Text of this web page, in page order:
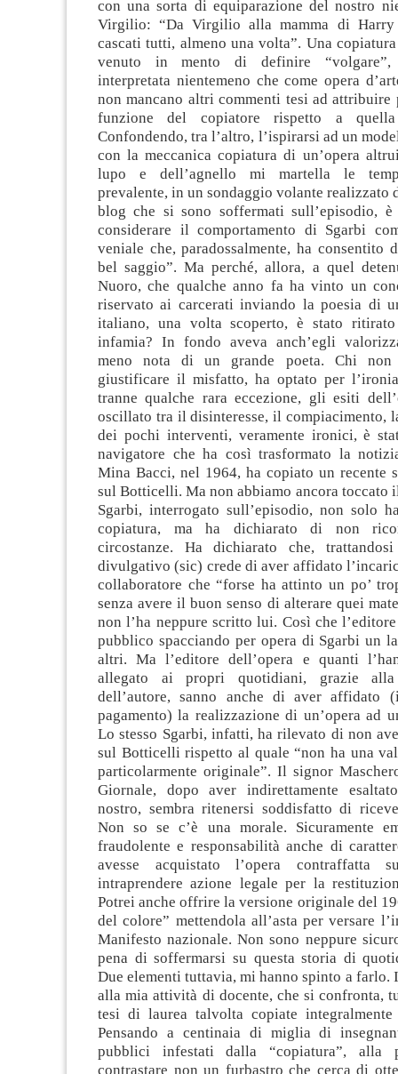
con una sorta di equiparazione del nostro
Virgilio: “Da Virgilio alla mamma di
cascati tutti, almeno una volta”. Una
venuto in mento di definire
interpretata nientemeno che come opera
non mancano altri commenti tesi ad attribuire
funzione del copiatore rispetto a
Confondendo, tra l’altro, l’ispirarsi ad un
con la meccanica copiatura di un’opera
lupo e dell’agnello mi martella le
prevalente, in un sondaggio volante realizzato
blog che si sono soffermati sull’episodio,
considerare il comportamento di Sgarbi
veniale che, paradossalmente, ha consentito
bel saggio”. Ma perché, allora, a quel
Nuoro, che qualche anno fa ha vinto un
riservato ai carcerati inviando la poesia di
italiano, una volta scoperto, è stato
infamia? In fondo aveva anch’egli
meno nota di un grande poeta. Chi
giustificare il misfatto, ha optato per
tranne qualche rara eccezione, gli esiti
oscillato tra il disinteresse, il compiacimento,
dei pochi interventi, veramente ironici, è
navigatore che ha così trasformato la
Mina Bacci, nel 1964, ha copiato un recente
sul Botticelli. Ma non abbiamo ancora toccato
Sgarbi, interrogato sull’episodio, non solo
copiatura, ma ha dichiarato di non
circostanze. Ha dichiarato che,
divulgativo (sic) crede di aver affidato
collaboratore che “forse ha attinto un po’
senza avere il buon senso di alterare quei
non l’ha neppure scritto lui. Così che
pubblico spacciando per opera di Sgarbi un
altri. Ma l’editore dell’opera e quanti
allegato ai propri quotidiani, grazie alla
dell’autore, sanno anche di aver affidato
pagamento) la realizzazione di un’opera ad
Lo stesso Sgarbi, infatti, ha rilevato di non
sul Botticelli rispetto al quale “non ha una
particolarmente originale”. Il signor
Giornale, dopo aver indirettamente
nostro, sembra ritenersi soddisfatto di
Non so se c’è una morale. Sicuramente
fraudolente e responsabilità anche di
avesse acquistato l’opera contraffatta
intraprendere azione legale per la
Potrei anche offrire la versione originale del
del colore” mettendola all’asta per versare
Manifesto nazionale. Non sono neppure
pena di soffermarsi su questa storia di
Due elementi tuttavia, mi hanno spinto a farlo.
alla mia attività di docente, che si confronta,
tesi di laurea talvolta copiate
Pensando a centinaia di miglia di
pubblici infestati dalla “copiatura”, alla
contrastare non un furbastro che cerca di